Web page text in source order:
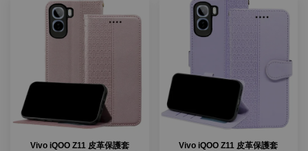
Vivo iQOO Z11 皮革保護套
Vivo iQOO Z11 皮革保護套